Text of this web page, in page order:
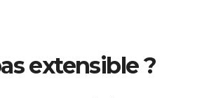
extensible ?